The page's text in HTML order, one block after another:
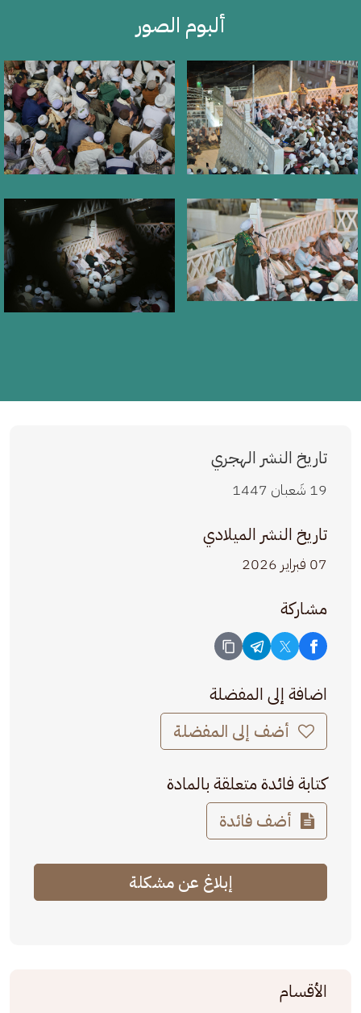
ألبوم الصور
تاريخ النشر الهجري
19 شَعبان 1447
تاريخ النشر الميلادي
07 فبراير 2026
مشاركة
اضافة إلى المفضلة
أضف إلى المفضلة
كتابة فائدة متعلقة بالمادة
أضف فائدة
إبلاغ عن مشكلة
الأقسام